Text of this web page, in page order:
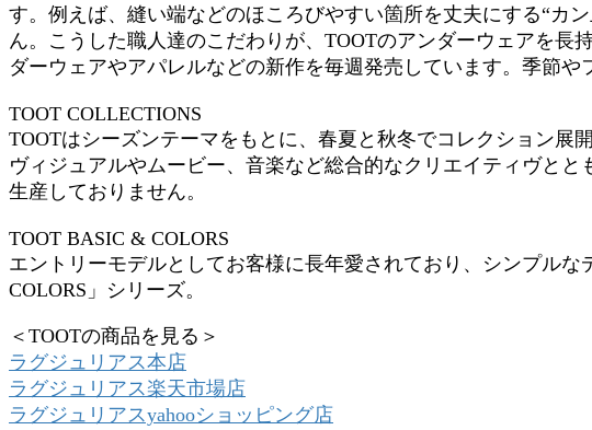
す。例えば、縫い端などのほころびやすい箇所を丈夫にする“カ
ん。こうした職人達のこだわりが、TOOTのアンダーウェアを
ダーウェアやアパレルなどの新作を毎週発売しています。季節
TOOT COLLECTIONS
TOOTはシーズンテーマをもとに、春夏と秋冬でコレクション
ヴィジュアルやムービー、音楽など総合的なクリエイティヴと
生産しておりません。
TOOT BASIC & COLORS
エントリーモデルとしてお客様に長年愛されており、シンプル
COLORS」シリーズ。
＜TOOTの商品を見る＞
ラグジュリアス本店
ラグジュリアス楽天市場店
ラグジュリアスyahooショッピング店